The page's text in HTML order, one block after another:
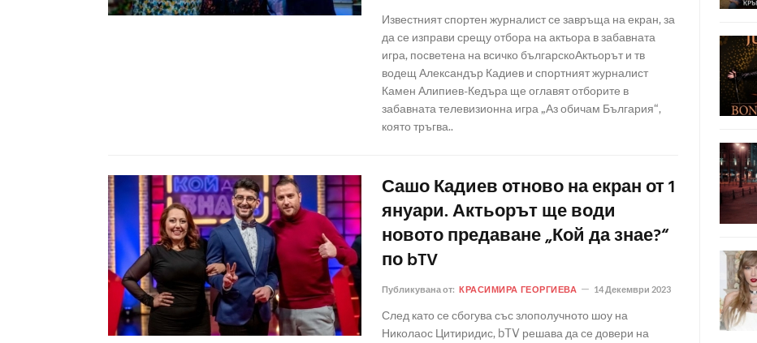
Известният спортен журналист се завръща на екран, за
да се изправи срещу отбора на актьора в забавната
игра, посветена на всичко българскоАктьорът и тв
водещ Александър Кадиев и спортният журналист
Камен Алипиев-Кедъра ще оглавят отборите в
забавната телевизионна игра „Аз обичам България“,
която тръгва..
Сашо Кадиев отново на екран от 1
януари. Актьорът ще води
новото предаване „Кой да знае?“
по bTV
Публикувана от: КРАСИМИРА ГЕОРГИЕВА 14 Декември 2023
След като се сбогува със злополучното шоу на
Николаос Цитиридис, bTV решава да се довери на